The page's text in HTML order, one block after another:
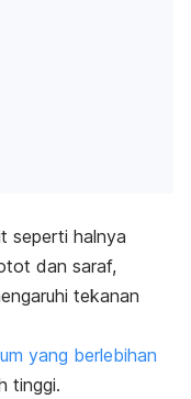
seperti halnya
dan saraf,
tekanan
yang berlebihan
tinggi.